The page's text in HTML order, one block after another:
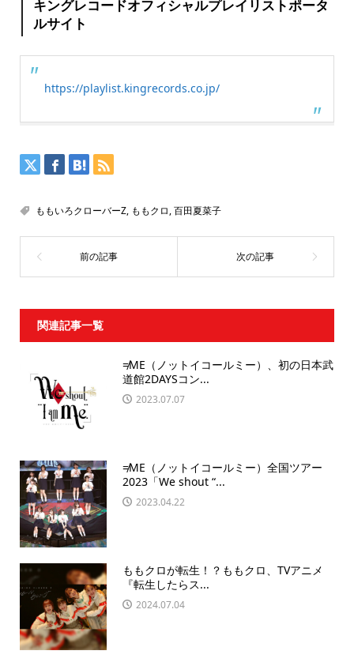
キングレコードオフィシャルプレイリストポータ
ルサイト
https://playlist.kingrecords.co.jp/
ももいろクローバーZ, ももクロ,百田夏菜子
関連記事一覧
≠ME（ノットイコールミー）、初の日本武
道館2DAYSコン...
2023.07.07
≠ME（ノットイコールミー）全国ツアー
2023「We shout “...
2023.04.22
ももクロが転生！？ももクロ、TVアニメ
『転生したらス...
2024.07.04